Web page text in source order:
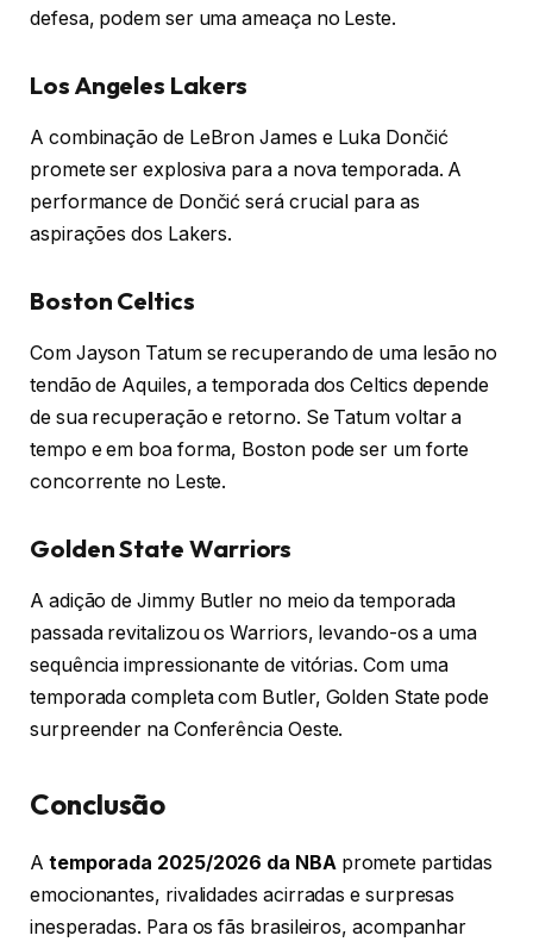
defesa, podem ser uma ameaça no Leste.
Los Angeles Lakers
A combinação de LeBron James e Luka Dončić
promete ser explosiva para a nova temporada. A
performance de Dončić será crucial para as
aspirações dos Lakers.
Boston Celtics
Com Jayson Tatum se recuperando de uma lesão no
tendão de Aquiles, a temporada dos Celtics depende
de sua recuperação e retorno. Se Tatum voltar a
tempo e em boa forma, Boston pode ser um forte
concorrente no Leste.
Golden State Warriors
A adição de Jimmy Butler no meio da temporada
passada revitalizou os Warriors, levando-os a uma
sequência impressionante de vitórias. Com uma
temporada completa com Butler, Golden State pode
surpreender na Conferência Oeste.
Conclusão
A temporada 2025/2026 da NBA promete partidas
emocionantes, rivalidades acirradas e surpresas
inesperadas. Para os fãs brasileiros, acompanhar